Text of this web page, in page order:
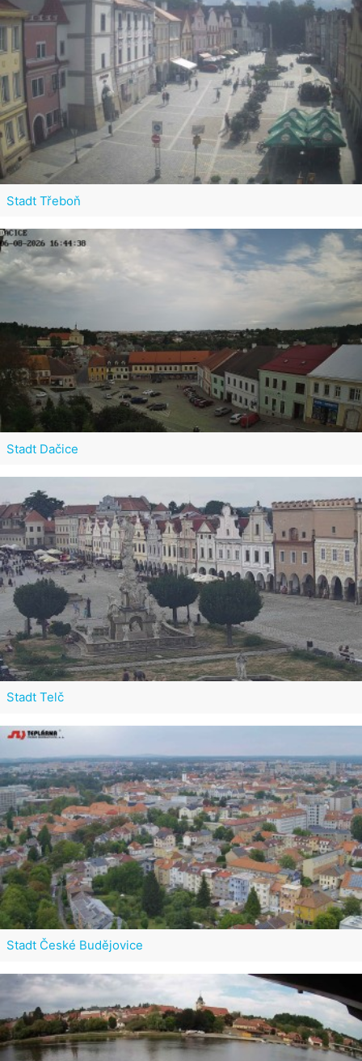
Stadt Třeboň
Stadt Dačice
Stadt Telč
Stadt České Budějovice